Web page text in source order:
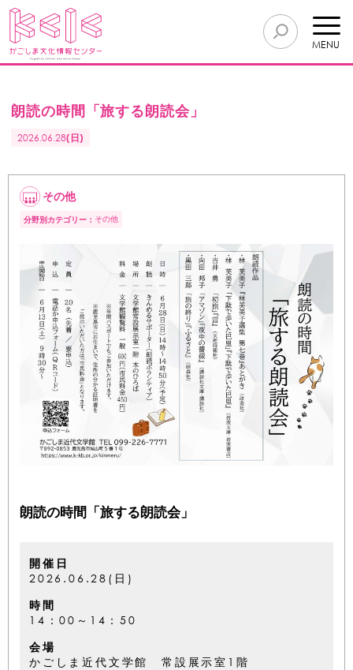
MENU
朗読の時間「旅する朗読会」
2026.06.28(日)
その他
分野別カテゴリー： その他
朗読の時間「旅する朗読会」
開催日
2026.06.28(日)
時間
14：00～14：50
会場
かごしま近代文学館 常設展示室1階